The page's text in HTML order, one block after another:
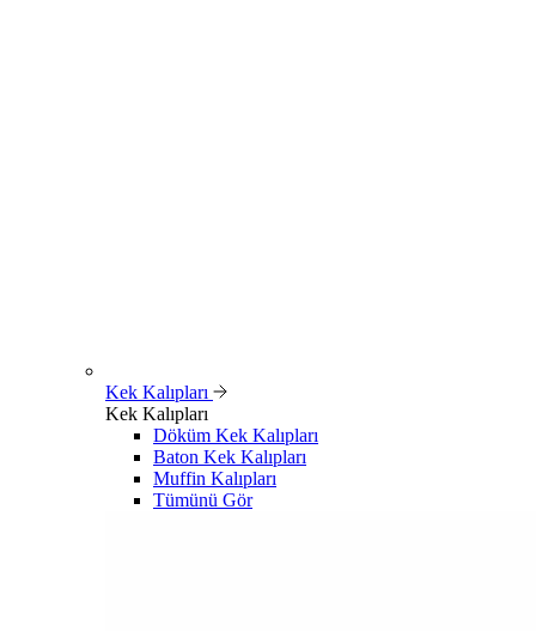
Kek Kalıpları
Kek Kalıpları
Döküm Kek Kalıpları
Baton Kek Kalıpları
Muffin Kalıpları
Tümünü Gör